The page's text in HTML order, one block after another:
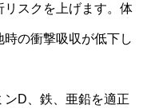
スクを上げます。体
の衝撃吸収が低下し
D、鉄、亜鉛を適正